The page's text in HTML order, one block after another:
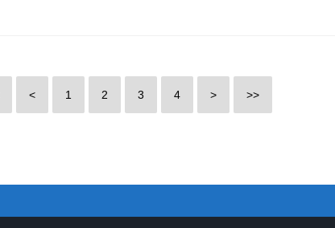
< 1 2 3 4 > >>